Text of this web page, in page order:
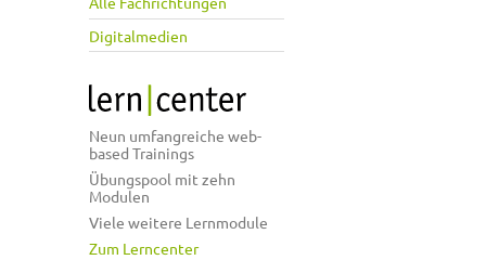
Digitalmedien
Neun umfangreiche web-
based Trainings
Übungspool mit zehn
Modulen
Viele weitere Lernmodule
Zum Lerncenter